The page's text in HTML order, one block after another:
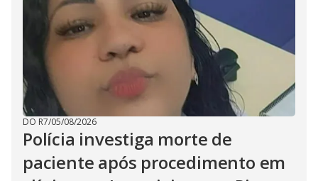
DO R7/05/08/2026
Polícia investiga morte de
paciente após procedimento em